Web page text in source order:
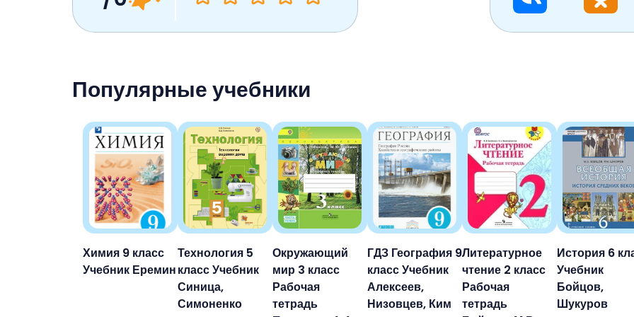
Популярные учебники
Химия 9 класс
Учебник Еремин
Технология 5
класс Учебник
Синица,
Симоненко
Окружающий
мир 3 класс
Рабочая
тетрадь
ГДЗ География 9
класс Учебник
Алексеев,
Низовцев, Ким
Литературное
чтение 2 класс
Рабочая
тетрадь
История 6
Учебник
Бойцов,
Шукуров